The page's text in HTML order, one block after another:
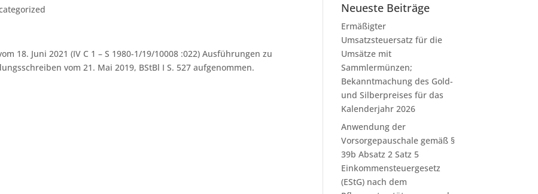
18. Juni 2021 (IV C 1 – S 1980-1/19/10008 :022) Ausführungen zu
vom 21. Mai 2019, BSt­Bl I S. 527 aufgenommen.
Neueste Beiträge
Ermäßigter
Umsatzsteuersatz für die
Umsätze mit
Sammlermünzen;
Bekanntmachung des Gold-
und Silberpreises für das
Kalenderjahr 2026
Anwendung der
Vorsorgepauschale gemäß §
39b Absatz 2 Satz 5
Einkommensteuergesetz
(EStG) nach dem